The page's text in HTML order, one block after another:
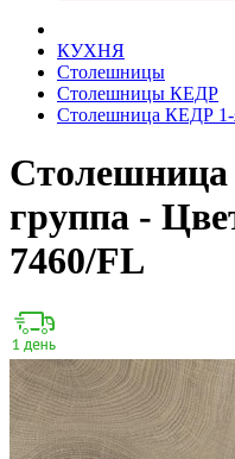
КУХНЯ
Столешницы
Столешницы КЕДР
Столешница КЕДР 1-
группа -
7460/FL